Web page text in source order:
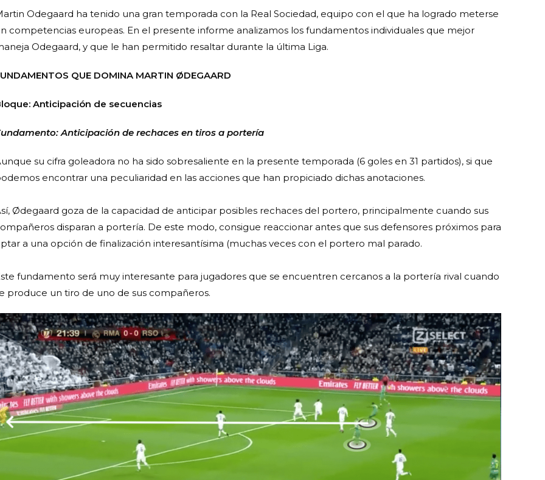
Odegaard ha tenido una gran temporada con la Real Sociedad, equipo con el que ha logrado meterse
competencias europeas. En el presente informe analizamos los fundamentos individuales que mejor
Odegaard, y que le han permitido resaltar durante la última Liga.
QUE DOMINA MARTIN ØDEGAARD
Anticipación de secuencias
Anticipación de rechaces en tiros a portería
su cifra goleadora no ha sido sobresaliente en la presente temporada (6 goles en 31 partidos), si que
encontrar una peculiaridad en las acciones que han propiciado dichas anotaciones.
Ødegaard goza de la capacidad de anticipar posibles rechaces del portero, principalmente cuando sus
disparan a portería. De este modo, consigue reaccionar antes que sus defensores próximos para
a una opción de finalización interesantísima (muchas veces con el portero mal parado.
fundamento será muy interesante para jugadores que se encuentren cercanos a la portería rival cuando
produce un tiro de uno de sus compañeros.